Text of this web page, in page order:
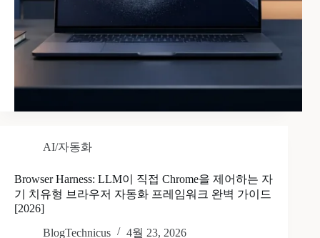
AI/자동화
Browser Harness: LLM이 직접 Chrome을 제어하는 자
기 치유형 브라우저 자동화 프레임워크 완벽 가이드
[2026]
BlogTechnicus
4월 23, 2026